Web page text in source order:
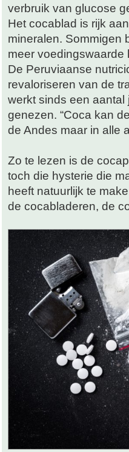
verbruik van glucose
Het cocablad is rijk
mineralen. Sommigen
meer voedingswaarde
De Peruviaanse
revaloriseren van de
werkt sinds een
genezen. “Coca kan
de Andes maar in alle
Zo te lezen is de
toch die hysterie die
heeft natuurlijk te
de cocabladeren, de